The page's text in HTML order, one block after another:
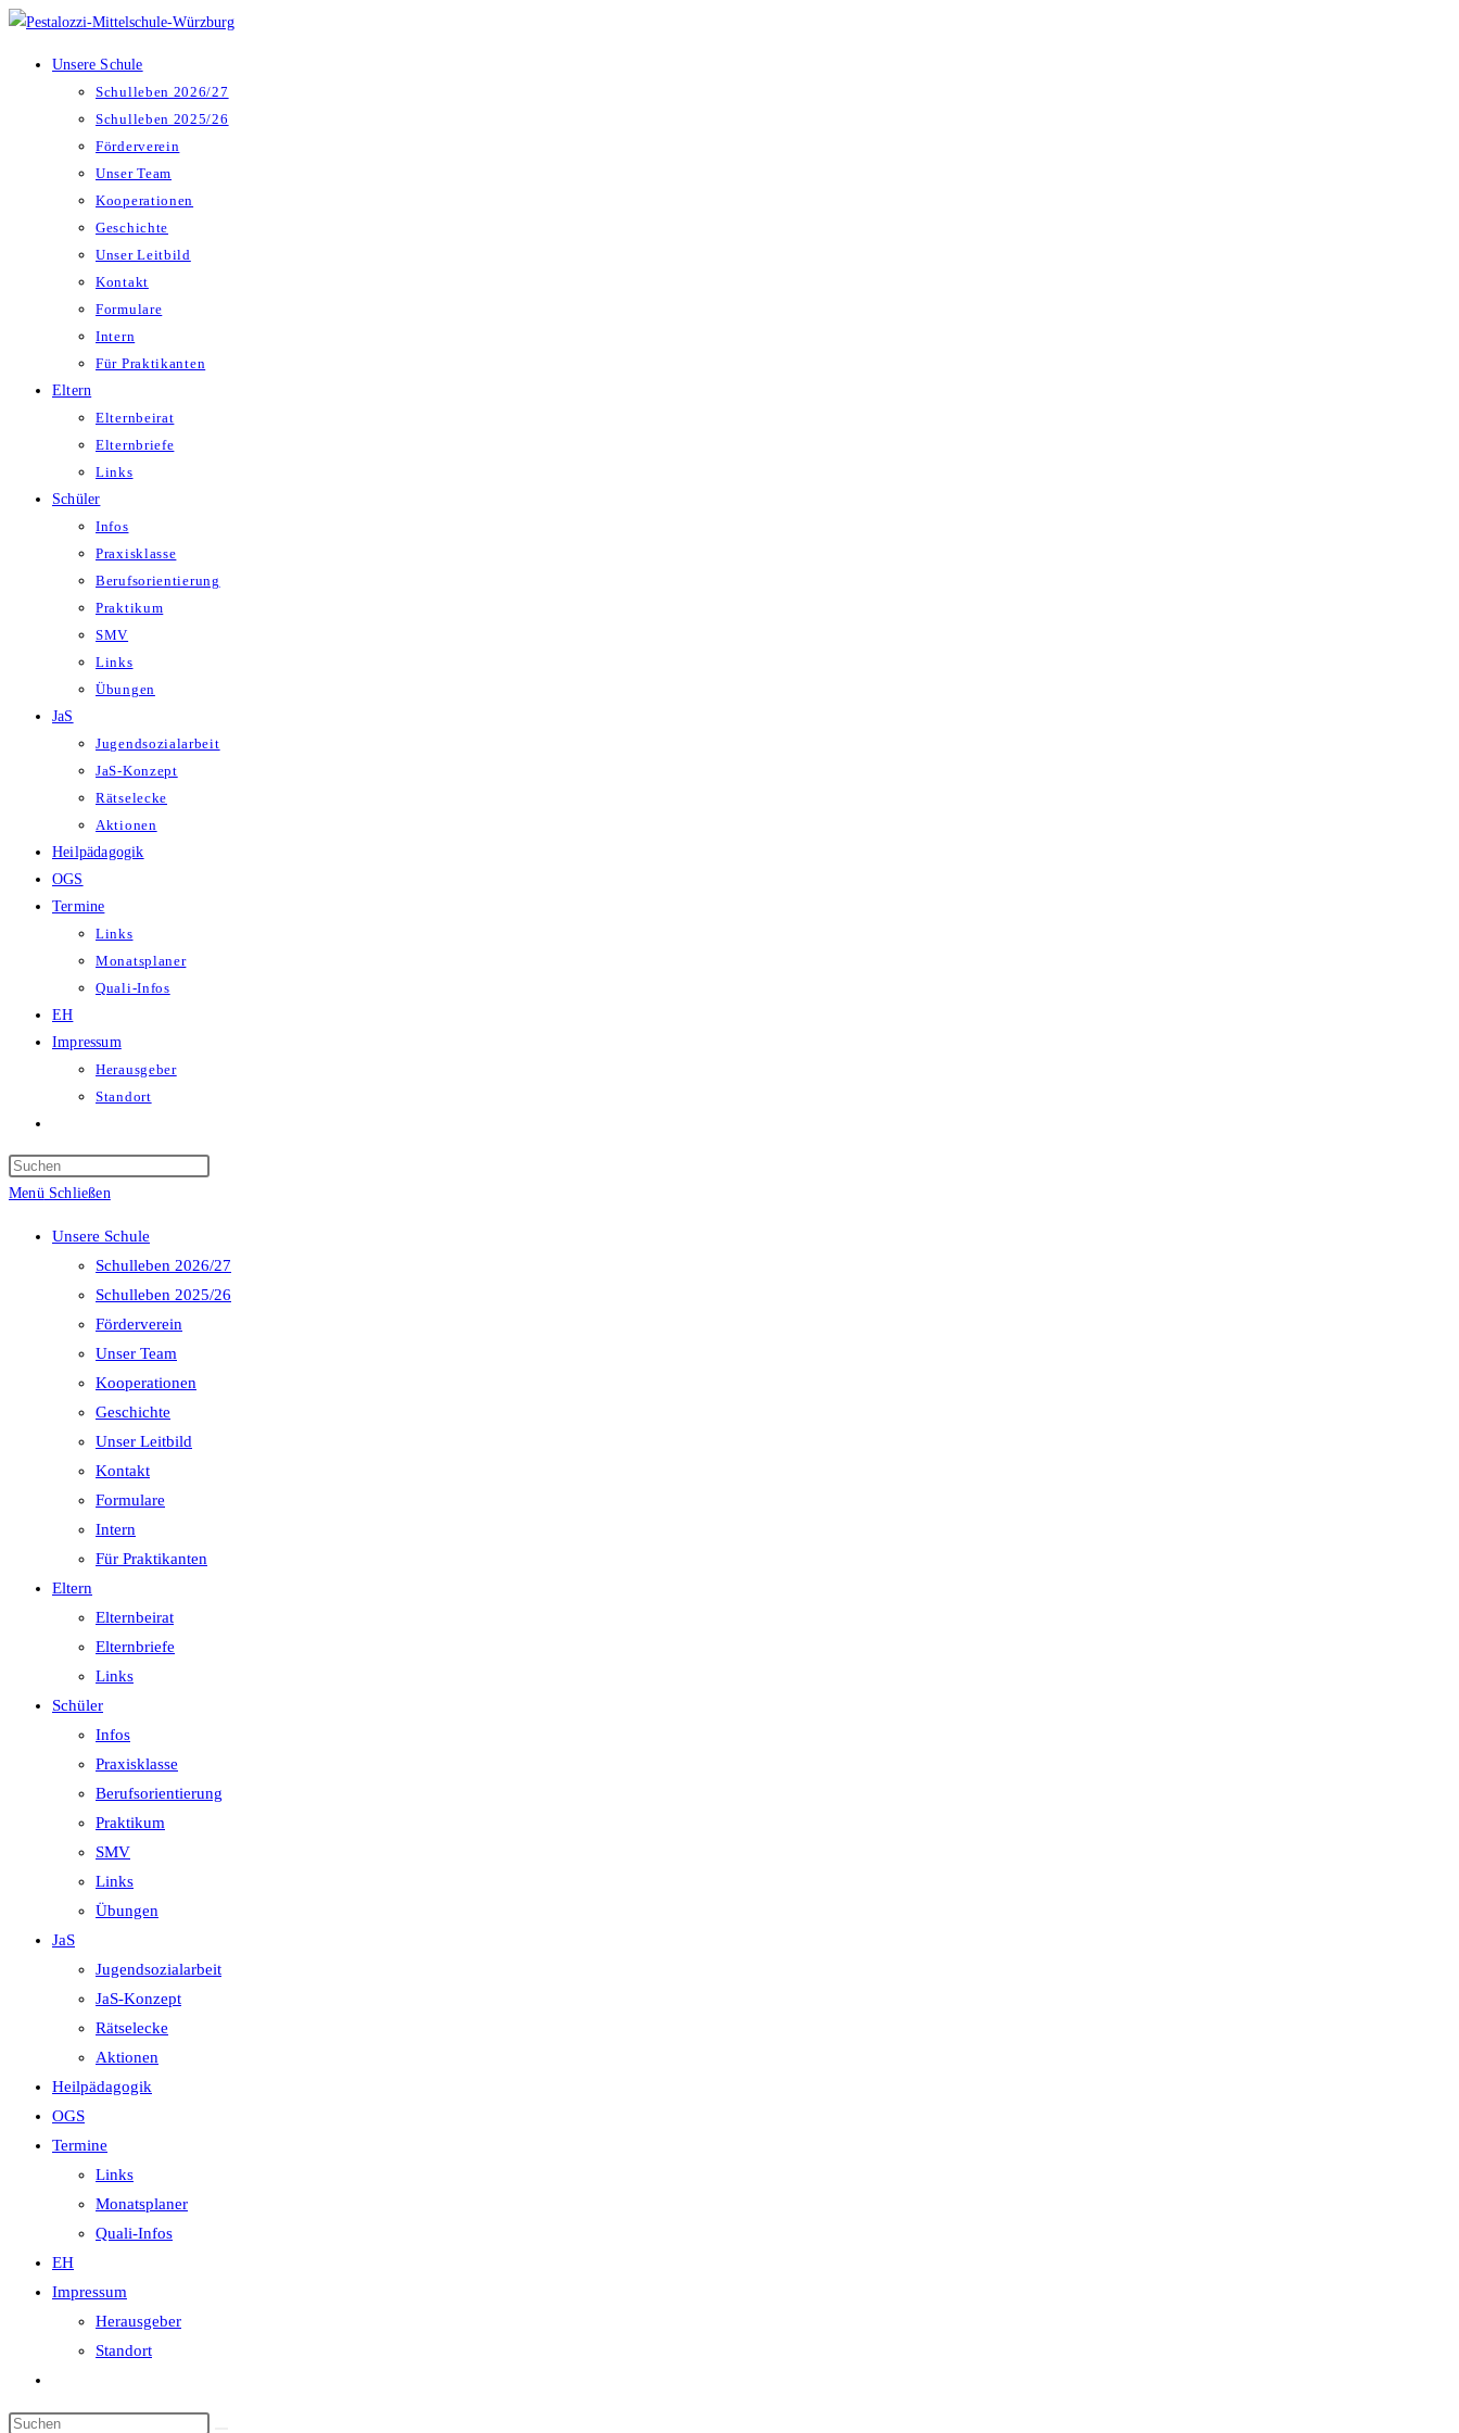
Zum
springen
Unsere Schule
Schulleben 2026/27
Schulleben 2025/26
Förderverein
Unser Team
Kooperationen
Geschichte
Unser Leitbild
Kontakt
Formulare
Intern
Für Praktikanten
Eltern
Elternbeirat
Elternbriefe
Links
Schüler
Infos
Praxisklasse
Berufsorientierung
Praktikum
SMV
Links
Übungen
JaS
Jugendsozialarbeit
JaS-Konzept
Rätselecke
Aktionen
Heilpädagogik
OGS
Termine
Links
Monatsplaner
Quali-Infos
EH
Impressum
Herausgeber
Standort
umschalten
the
search
Menü Schließen
Unsere Schule
Schulleben 2026/27
Schulleben 2025/26
Förderverein
Unser Team
Kooperationen
Geschichte
Unser Leitbild
Kontakt
Formulare
Intern
Für Praktikanten
Eltern
Elternbeirat
Elternbriefe
Links
Schüler
Infos
Praxisklasse
Berufsorientierung
Praktikum
SMV
Links
Übungen
JaS
Jugendsozialarbeit
JaS-Konzept
Rätselecke
Aktionen
Heilpädagogik
OGS
Termine
Links
Monatsplaner
Quali-Infos
EH
Impressum
Herausgeber
Standort
Diese